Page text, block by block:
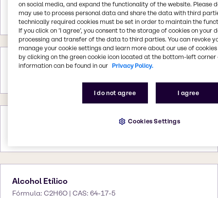
Ácido Nítrico
Fórmula: HNO3 | CAS: 7697-37-2
Alcohol Bencílico
Alcohol Etílico
Fórmula: C2H6O | CAS: 64-17-5
on social media, and expand the functionality of the website. Please
may use to process personal data and share the data with third
technically required cookies must be set in order to maintain the
If you click on ’I agree’, you consent to the storage of cookies on your
processing and transfer of the data to third parties. You can revoke
manage your cookie settings and learn more about our use of cookies
by clicking on the green cookie icon located at the bottom-left corner
information can be found in our Privacy Policy.
I do not agree I agree
Cookies Settings